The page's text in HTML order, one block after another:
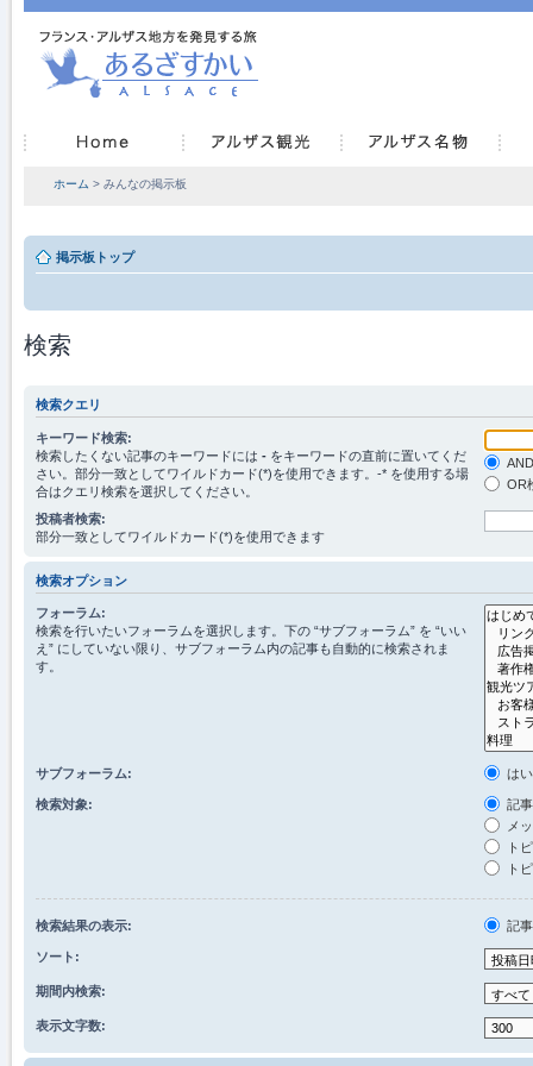
ホーム > みんなの掲示板
掲示板トップ
検索
検索クエリ
キーワード検索:
検索したくない記事のキーワードには - をキーワードの直前に置いてくだ
さい。部分一致としてワイルドカード(*)を使用できます。-* を使用する場
合はクエリ検索を選択してください。
OR
投稿者検索:
部分一致としてワイルドカード(*)を使用できます
検索オプション
フォーラム:
検索を行いたいフォーラムを選択します。下の “サブフォーラム” を “いい
え” にしていない限り、サブフォーラム内の記事も自動的に検索されま
す。
サブフォーラム: はい
検索対象:
記
メ
ト
ト
検索結果の表示: 記事
ソート:
期間内検索:
表示文字数: